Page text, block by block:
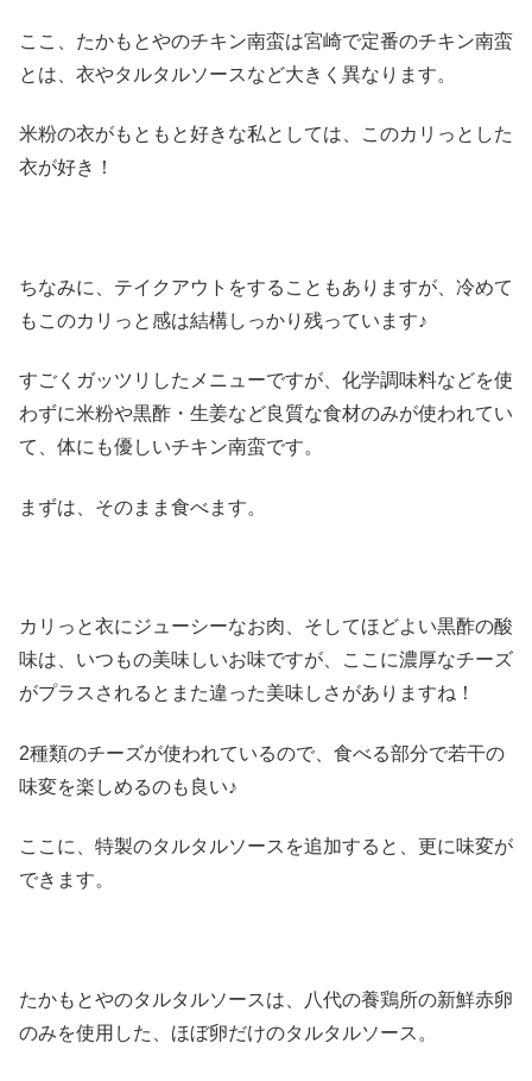
ここ、たかもとやのチキン南蛮は宮崎で定番のチキン南蛮
とは、衣やタルタルソースなど大きく異なります。
米粉の衣がもともと好きな私としては、このカリっとした
衣が好き！
ちなみに、テイクアウトをすることもありますが、冷めて
もこのカリっと感は結構しっかり残っています♪
すごくガッツリしたメニューですが、化学調味料などを使
わずに米粉や黒酢・生姜など良質な食材のみが使われてい
て、体にも優しいチキン南蛮です。
まずは、そのまま食べます。
カリっと衣にジューシーなお肉、そしてほどよい黒酢の酸
味は、いつもの美味しいお味ですが、ここに濃厚なチーズ
がプラスされるとまた違った美味しさがありますね！
2種類のチーズが使われているので、食べる部分で若干の
味変を楽しめるのも良い♪
ここに、特製のタルタルソースを追加すると、更に味変が
できます。
たかもとやのタルタルソースは、八代の養鶏所の新鮮赤卵
のみを使用した、ほぼ卵だけのタルタルソース。